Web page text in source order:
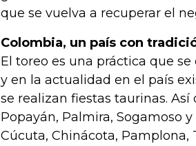
que se vuelva a recuperar el
Colombia, un país con
El toreo es una práctica que
y en la actualidad en el país
se realizan fiestas taurinas.
Popayán, Palmira, Sogamoso
Cúcuta, Chinácota, Pamplona,